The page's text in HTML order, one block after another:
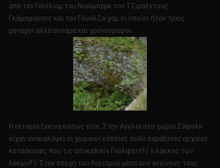
από τον Γουίλιαμ του Νιούμπερκ τον Τζιράλντους
Γκάμπριενσις και τον Γουόλζικχαμ οι οποίοι ήταν τρείς
μοναχοί αλλά συνάμα και χρονογράφοι.
Η ιστορία ξεκινά κάπως έτσι: Στην Αγγλία στο χωρίο Σάφολκ
είχαν ανακαλύψει οι χωρικοί κάποιες πολύ παράξενες αρχαίες
κατασκευές που τις αποκαλούν Γούλφπιτ!! ( ο λάκκος των
λύκων!! ) Στην εποχή του θερισμού μέσα από εκείνους τους